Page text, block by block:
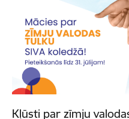
Kļūsti par zīmju